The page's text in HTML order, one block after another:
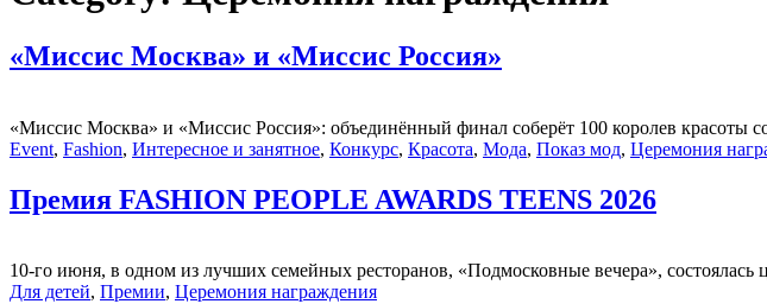
«Миссис Москва» и «Миссис Россия»
«Миссис Москва» и «Миссис Россия»: объединённый финал соберёт 100 королев красоты
Event, Fashion, Интересное и занятное, Конкурс, Красота, Мода, Показ мод, Церемония
Премия FASHION PEOPLE AWARDS TEENS 2026
10-го июня, в одном из лучших семейных ресторанов, «Подмосковные вечера»,
Для детей, Премии, Церемония награждения